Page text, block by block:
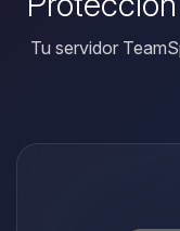
Tu servidor